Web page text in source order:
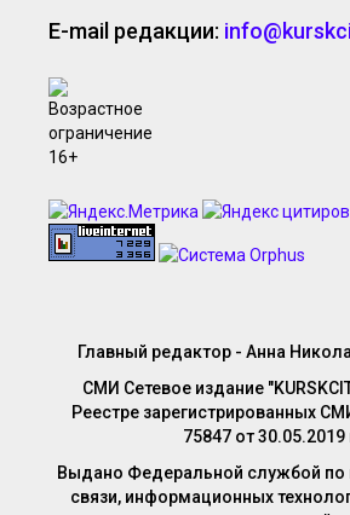
E-mail редакции:
Главный редактор - Анна
СМИ Сетевое издание
Реестре зарегистрированных
75847 от 30.05.2019
Выдано Федеральной службой по
связи, информационных